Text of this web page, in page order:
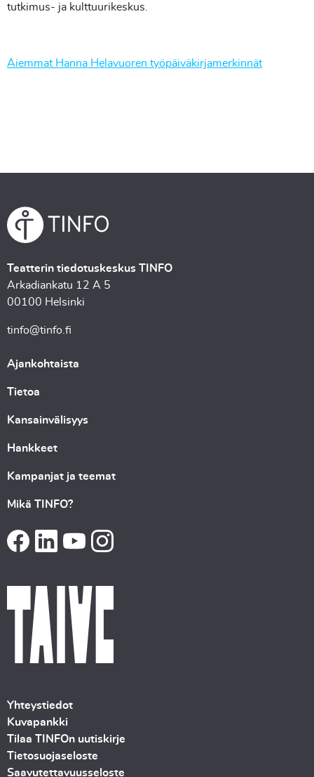
tutkimus- ja kulttuurikeskus.
Aiemmat Hanna Helavuoren työpäiväkirjamerkinnät
Teatterin tiedotuskeskus TINFO
Arkadiankatu 12 A 5
00100 Helsinki
tinfo@tinfo.fi
Ajankohtaista
Tietoa
Kansainvälisyys
Hankkeet
Kampanjat ja teemat
Mikä TINFO?
Yhteystiedot
Kuvapankki
Tilaa TINFOn uutiskirje
Tietosuojaseloste
Saavutettavuusseloste